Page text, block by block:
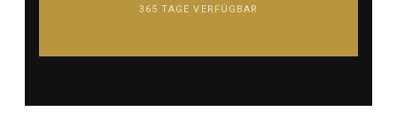
365 TAGE VERFÜGBAR